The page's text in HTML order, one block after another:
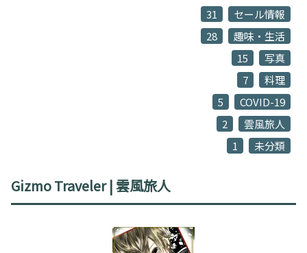
セール情報
31
趣味・生活
28
写真
15
料理
7
COVID-19
5
雲風旅人
2
未分類
1
Gizmo Traveler | 雲風旅人